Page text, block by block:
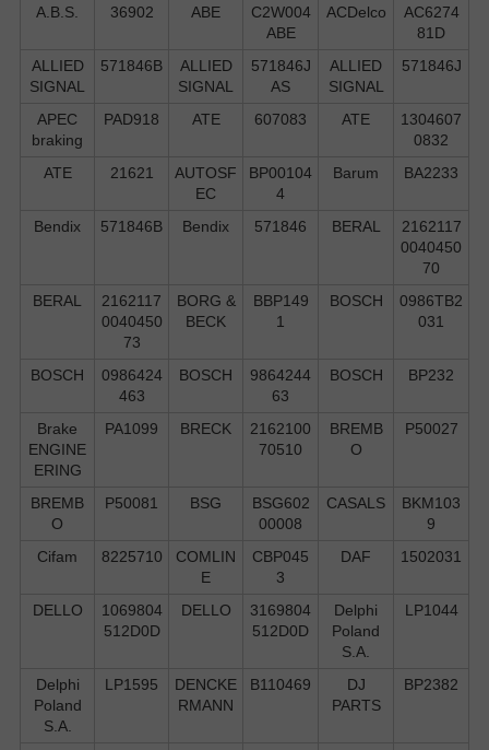
A.B.S. 36902 ABE
C2W004
ABE
ACDelco
AC6274
81D
ALLIED
SIGNAL
571846B
ALLIED
SIGNAL
571846J
AS
ALLIED
SIGNAL
571846J
APEC
braking
PAD918 ATE 607083 ATE
1304607
0832
ATE
21621
AUTOSF
EC
BP00104
4
Barum BA2233
Bendix 571846B Bendix 571846 BERAL
2162117
0040450
70
BERAL
2162117
0040450
73
BORG &
BECK
BBP149
1
BOSCH
0986TB2
031
BOSCH
0986424
463
BOSCH
9864244
63
BOSCH BP232
Brake
ENGINE
ERING
PA1099 BRECK
2162100
70510
BREMB
O
P50027
BREMB
O
P50081 BSG
BSG602
00008
CASALS
BKM103
9
Cifam
8225710
COMLIN
E
CBP045
3
DAF 1502031
DELLO
1069804
512D0D
DELLO
3169804
512D0D
Delphi
Poland
S.А.
LP1044
Delphi
Poland
S.А.
LP1595
DENCKE
RMANN
B110469
DJ
PARTS
BP2382